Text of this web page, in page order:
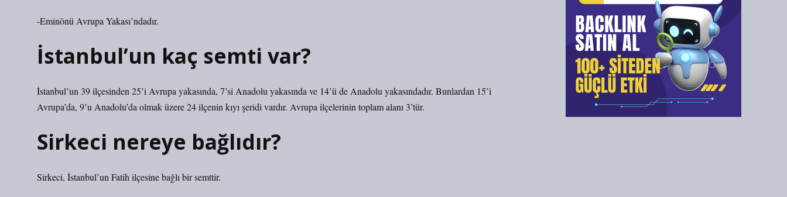
-Eminönü Avrupa Yakası’ndadır.
İstanbul’un kaç semti var?
İstanbul’un 39 ilçesinden 25’i Avrupa yakasında, 7’si Anadolu yakasında ve 14’ü de Anadolu yakasındadır. Bunlardan 15’i
Avrupa’da, 9’u Anadolu’da olmak üzere 24 ilçenin kıyı şeridi vardır. Avrupa ilçelerinin toplam alanı 3’tür.
Sirkeci nereye bağlıdır?
Sirkeci, İstanbul’un Fatih ilçesine bağlı bir semttir.